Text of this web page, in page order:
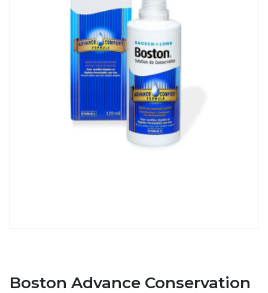
Spray désinfectant lunettes
Désinfection UV/UVC (LED,
rayonnement)
Boston Advance Conservation